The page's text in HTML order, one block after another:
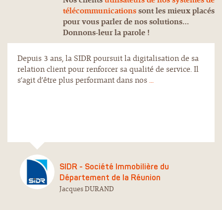
télécommunicationssont les mieux placés
pour vous parler de nos solutions…
Donnons-leur la parole !
Depuis 3 ans, la SIDR poursuit la digitalisation de sa
relation client pour renforcer sa qualité de service. Il
s’agit d’être plus performant dans nos...
SIDR - Société Immobilière du
Département de la Réunion
Jacques DURAND